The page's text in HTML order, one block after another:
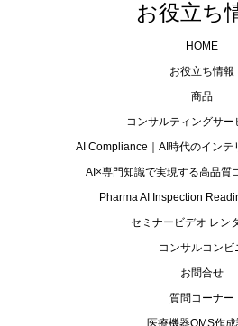
お役立ち
HOME
お役立ち情報
商品
コンサルティングサー
AI Compliance｜AI時代のインテ
AI×専門知識で実現する高品質
Pharma AI Inspection
セミナービデオ レン
コンサルコンビ
お問合せ
質問コーナー
医療機器QMS作